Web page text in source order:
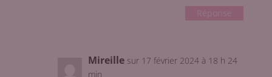
Réponse
Mireille sur 17 février 2024 à 18 h 24
min